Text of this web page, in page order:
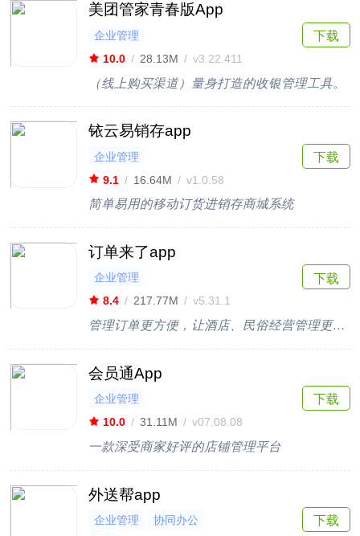
美团管家青春版App
企业管理
10.0 / 28.13M / v3.22.411
（线上购买渠道）量身打造的收银管理工具。
下载
铱云易销存app
企业管理
9.1 / 16.64M / v1.0.58
简单易用的移动订货进销存商城系统
下载
订单来了app
企业管理
8.4 / 217.77M / v5.31.1
管理订单更方便，让酒店、民俗经营管理更智能
下载
会员通App
企业管理
10.0 / 31.11M / v07.08.08
一款深受商家好评的店铺管理平台
下载
外送帮app
企业管理
协同办公
下载